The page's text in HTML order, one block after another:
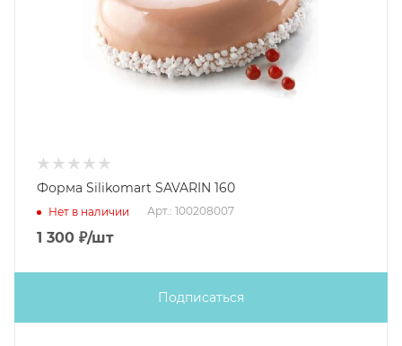
Форма Silikomart SAVARIN 160
Нет в наличии Арт.: 100208007
1 300 ₽/шт
Подписаться